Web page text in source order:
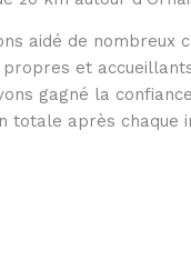
aidé de nombreux
et
gagné la
totale après chaque